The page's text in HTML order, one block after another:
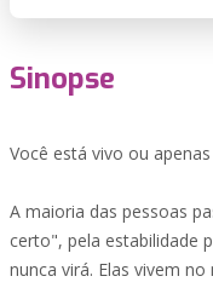
Sinopse
Você está vivo ou
A maioria das pessoas
certo", pela estabilidade
nunca virá. Elas vivem